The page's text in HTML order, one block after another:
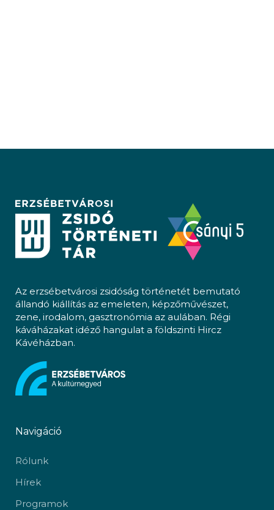
Az erzsébetvárosi zsidóság történetét bemutató
állandó kiállítás az emeleten, képzőművészet,
zene, irodalom, gasztronómia az aulában. Régi
káváházakat idéző hangulat a földszinti Hircz
Kávéházban.
Navigáció
Rólunk
Hírek
Programok